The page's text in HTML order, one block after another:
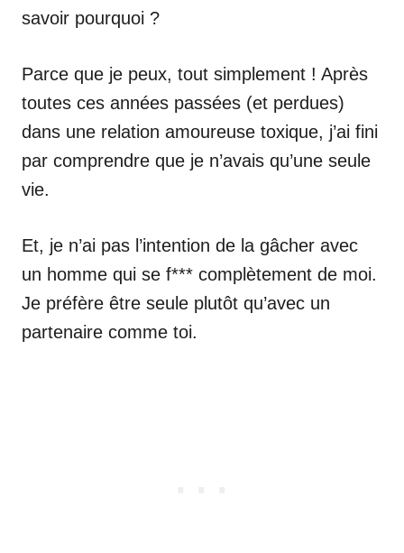
savoir pourquoi ?
Parce que je peux, tout simplement ! Après
toutes ces années passées (et perdues)
dans une relation amoureuse toxique, j’ai fini
par comprendre que je n’avais qu’une seule
vie.
Et, je n’ai pas l’intention de la gâcher avec
un homme qui se f*** complètement de moi.
Je préfère être seule plutôt qu’avec un
partenaire comme toi.